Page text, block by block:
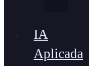
IA
Aplicada